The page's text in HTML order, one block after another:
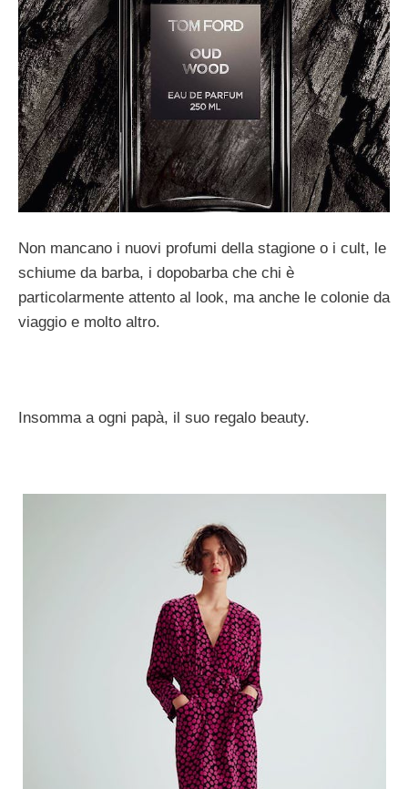
Non mancano i nuovi profumi della stagione o i cult, le
schiume da barba, i dopobarba che chi è
particolarmente attento al look, ma anche le colonie da
viaggio e molto altro.
Insomma a ogni papà, il suo regalo beauty.